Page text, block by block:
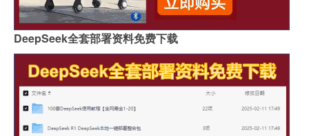
DeepSeek全套部署资料免费下载